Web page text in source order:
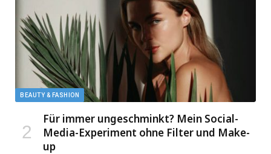
BEAUTY & FASHION
Für immer ungeschminkt? Mein Social-
Media-Experiment ohne Filter und Make-
up